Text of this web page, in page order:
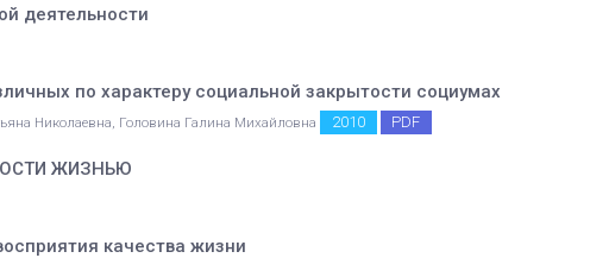
деятельности
по характеру социальной закрытости социумах
Николаевна, Головина Галина Михайловна 2010 PDF
ЖИЗНЬЮ
качества жизни